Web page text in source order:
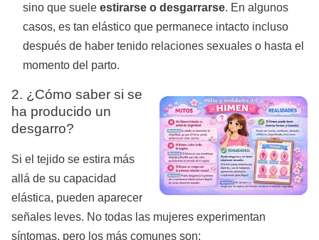
sino que suele estirarse o desgarrarse. En algunos
casos, es tan elástico que permanece intacto incluso
después de haber tenido relaciones sexuales o hasta el
momento del parto.
2. ¿Cómo saber si se
ha producido un
desgarro?
Si el tejido se estira más
allá de su capacidad
elástica, pueden aparecer
señales leves. No todas las mujeres experimentan
síntomas, pero los más comunes son: